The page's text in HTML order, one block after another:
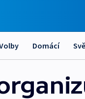
Domácí